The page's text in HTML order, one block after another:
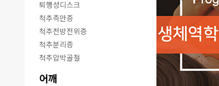
퇴행성디스크
척추측만증
척추전방전위증
척추분리증
척추압박골절
어깨